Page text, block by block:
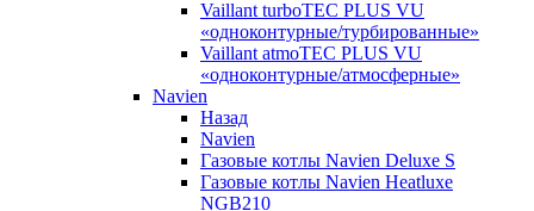
Vaillant turboTEC PLUS VU
«одноконтурные/турбированные»
Vaillant atmoTEC PLUS VU
«одноконтурные/атмосферные»
Navien
Назад
Navien
Газовые котлы Navien Deluxe S
Газовые котлы Navien Heatluxe
NGB210